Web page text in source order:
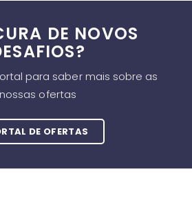
DE NOVOS
para saber mais sobre as
nossas ofertas
DE OFERTAS